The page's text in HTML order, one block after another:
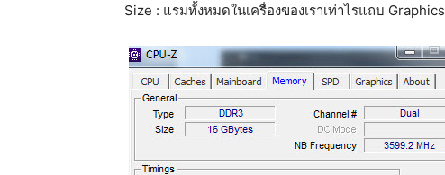
Size : แรมทั้งหมดในเครื่องของเราเท่าไรแถบ Graphics